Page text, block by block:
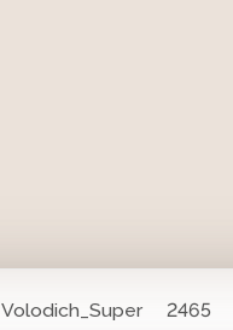
Volodich_Super 2465